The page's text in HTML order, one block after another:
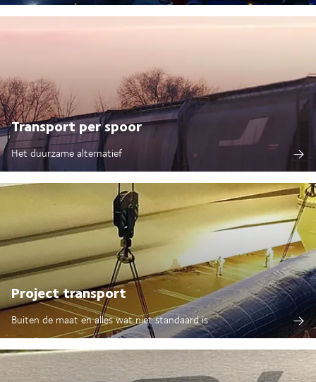
Transport per spoor
Het duurzame alternatief
Project transport
Buiten de maat en alles wat niet standaard is